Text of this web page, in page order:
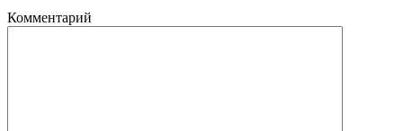
Комментарий